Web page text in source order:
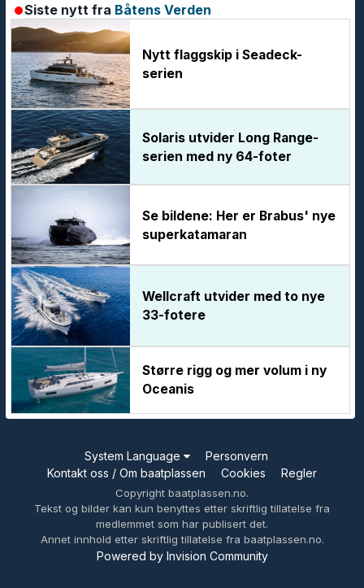
Siste nytt fra Båtens Verden
Nytt flaggskip i Seadeck-
serien
Solaris utvider Long Range-
serien med ny 64-foter
Se bildene: Her er Brabus' nye
superkatamaran
Wellcraft utvider med to nye
33-fotere
Større rigg og mer volum i ny
Oceanis
System Language
Personvern
Kontakt oss / Om baatplassen
Cookies Regler
Copyright baatplassen.no.
Tekst og bilder kan kun benyttes etter skriftlig tillatelse fra
medlemmet som har publisert det.
Annet innhold etter skriftlig tillatelse fra baatplassen.no.
Powered by Invision Community